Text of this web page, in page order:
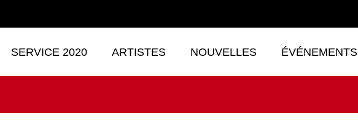
SERVICE 2020 ARTISTES NOUVELLES ÉVÉNEMENTS